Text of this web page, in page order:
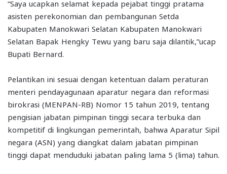
“Saya ucapkan selamat kepada pejabat tinggi pratama
asisten perekonomian dan pembangunan Setda
Kabupaten Manokwari Selatan Kabupaten Manokwari
Selatan Bapak Hengky Tewu yang baru saja dilantik,”ucap
Bupati Bernard.
Pelantikan ini sesuai dengan ketentuan dalam peraturan
menteri pendayagunaan aparatur negara dan reformasi
birokrasi (MENPAN-RB) Nomor 15 tahun 2019, tentang
pengisian jabatan pimpinan tinggi secara terbuka dan
kompetitif di lingkungan pemerintah, bahwa Aparatur Sipil
negara (ASN) yang diangkat dalam jabatan pimpinan
tinggi dapat menduduki jabatan paling lama 5 (lima) tahun.